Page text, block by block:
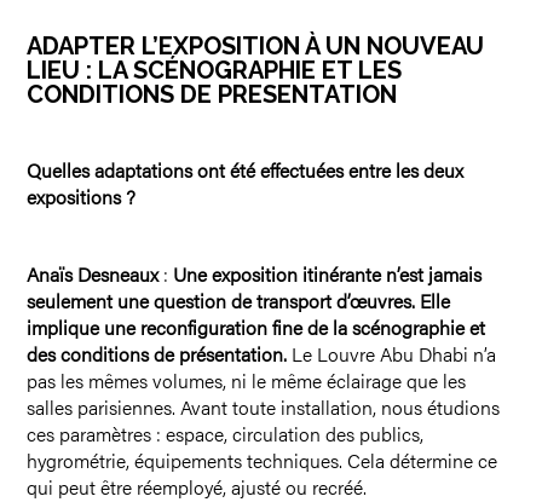
ADAPTER L’EXPOSITION À UN NOUVEAU
LIEU : LA SCÉNOGRAPHIE ET LES
CONDITIONS DE PRESENTATION
Quelles adaptations ont été effectuées entre les deux
expositions ?
Anaïs Desneaux: Une exposition itinérante n’est jamais
seulement une question de transport d’œuvres. Elle
implique une reconfiguration fine de la scénographie et
des conditions de présentation. Le Louvre Abu Dhabi n’a
pas les mêmes volumes, ni le même éclairage que les
salles parisiennes. Avant toute installation, nous étudions
ces paramètres : espace, circulation des publics,
hygrométrie, équipements techniques. Cela détermine ce
qui peut être réemployé, ajusté ou recréé.